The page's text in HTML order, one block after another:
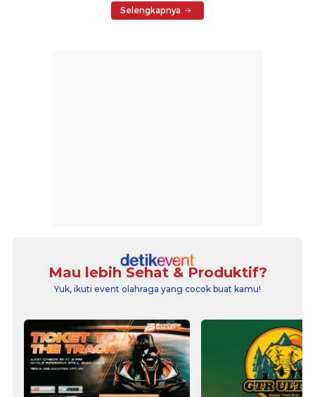
Selengkapnya
Mau lebih Sehat & Produktif?
Yuk, ikuti event olahraga yang cocok buat kamu!